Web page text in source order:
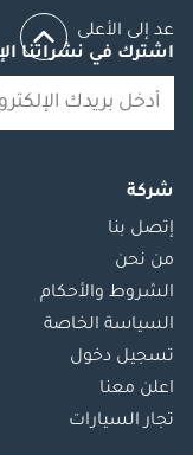
عد إلى الأعلى
اشترك في نشراتنا
شركة
إتصل بنا
من نحن
الشروط والأحكام
السياسة الخاصة
تسجيل دخول
اعلن معنا
تجار السيارات